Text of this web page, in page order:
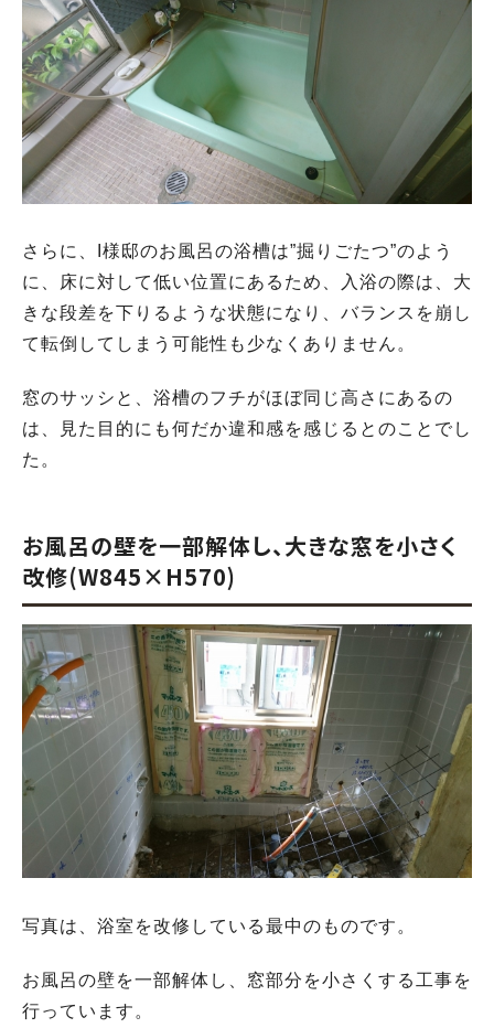
さらに、I様邸のお風呂の浴槽は”掘りごたつ”のよう
に、床に対して低い位置にあるため、入浴の際は、大
きな段差を下りるような状態になり、バランスを崩し
て転倒してしまう可能性も少なくありません。
窓のサッシと、浴槽のフチがほぼ同じ高さにあるの
は、見た目的にも何だか違和感を感じるとのことでし
た。
お風呂の壁を一部解体し、大きな窓を小さく
改修(W845×H570)
写真は、浴室を改修している最中のものです。
お風呂の壁を一部解体し、窓部分を小さくする工事を
行っています。